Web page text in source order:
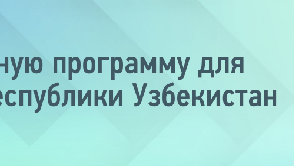
программу для
Узбекистан